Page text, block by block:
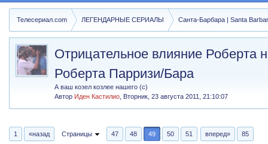
Телесериал.com ЛЕГЕНДАРНЫЕ СЕРИАЛЫ Санта-Барбара | Santa
Отрицательное влияние Роберта
Роберта Парризи/Бара
А ваш козел козлее нашего (с)
Автор Иден Кастилио Вторник, 23 августа 2011, 21:10:07
1 «назад Страницы 47 48 49 50 51 вперед» 85